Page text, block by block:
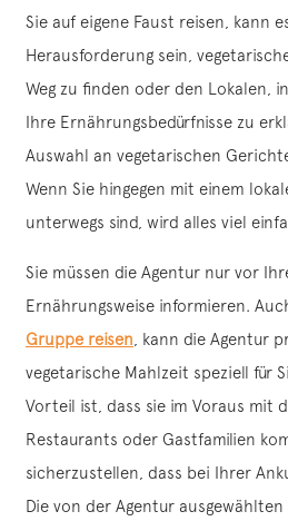
Sie auf eigene Faust reisen, kann
Herausforderung sein,
Weg zu finden oder den Lokalen,
Ihre Ernährungsbedürfnisse zu
Auswahl an vegetarischen
Wenn Sie hingegen mit einem
unterwegs sind, wird alles viel
Sie müssen die Agentur nur vor
Ernährungsweise informieren.
Gruppe reisen , kann die Agentur
vegetarische Mahlzeit speziell für
Vorteil ist, dass sie im Voraus mit
Restaurants oder Gastfamilien
sicherzustellen, dass bei Ihrer
Die von der Agentur